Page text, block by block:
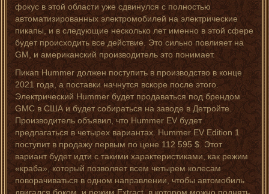
фокус в этой области уже сдвинулся с полностью
автоматизированных электромобилей на электрические
пикапы, и в следующие несколько лет именно в этой сфере
будет происходить все действие. Это сильно повлияет на
GM, и американский производитель это понимает.
Пикап Hummer должен поступить в производство в конце
2021 года, а поставки начнутся вскоре после этого.
Электрический Hummer будет продаваться под брендом
GMC в США и будет собираться на заводе в Детройте.
Производитель объявил, что Hummer EV будет
предлагаться в четырех вариантах. Hummer EV Edition 1
поступит в продажу первым по цене 112 595 $. Этот
вариант будет идти с такими характеристиками, как режим
«краба», который позволяет всем четырем колесам
поворачиваться в одном направлении, чтобы автомобиль